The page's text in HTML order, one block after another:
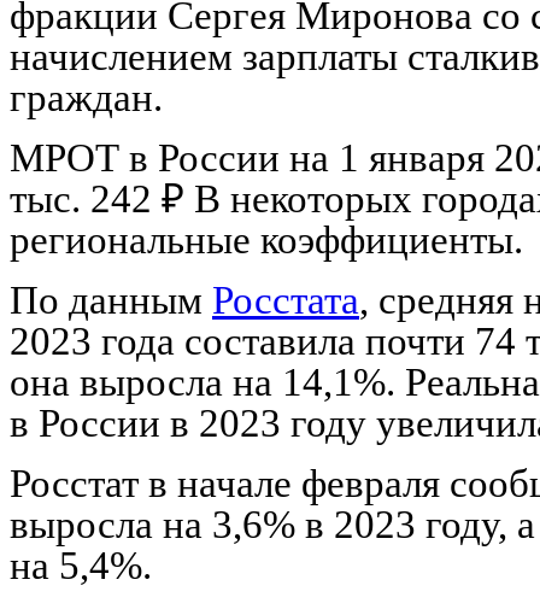
фракции Сергея Миронова со
начислением зарплаты
граждан.
МРОТ в России на 1 января
тыс. 242 ₽ В некоторых
региональные коэффициенты.
По данным Росстата, средняя
2023 года составила почти
она выросла на 14,1%.
в России в 2023 году
Росстат в начале февраля
выросла на 3,6% в 2023 году,
на 5,4%.